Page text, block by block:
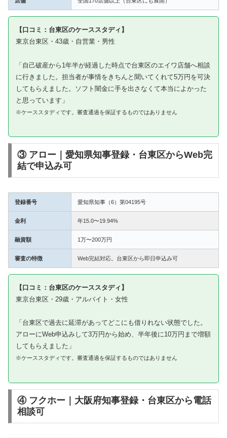
【口コミ：台東区のケーススタディ】
東京台東区・43歳・自営業・男性
「自己破産から1年半が経過した時点で台東区のエイワ店舗へ相談
に行きました。担当者が事情をきちんと聞いてくれて5万円を可決
してもらえました。ソフト闇金に手を出さなくて本当によかった
と思っています」
※ケーススタディです。審査通過を保証するものではありません
③ アロー｜愛知県知事登録・台東区からWeb完
結で申込み可
登録番号 愛知県知事（6）第04195号
金利 年15.0〜19.94%
融資額 1万〜200万円
審査の特徴 Web完結対応。台東区から即日申込み可
【口コミ：台東区のケーススタディ】
東京台東区・29歳・アルバイト・女性
「台東区で過去に延滞があってどこにも借りれない状態でした。
アローにWeb申込みして3万円から始め、半年後に10万円まで増額
してもらえました」
※ケーススタディです。審査通過を保証するものではありません
④ フクホー｜大阪府知事登録・台東区から電話
相談可